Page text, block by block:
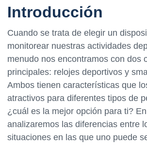
Introducción
Cuando se trata de elegir un
monitorear nuestras actividades
menudo nos encontramos con dos
principales: relojes deportivos y
Ambos tienen características que
atractivos para diferentes tipos de
¿cuál es la mejor opción para ti?
analizaremos las diferencias entre
situaciones en las que uno puede